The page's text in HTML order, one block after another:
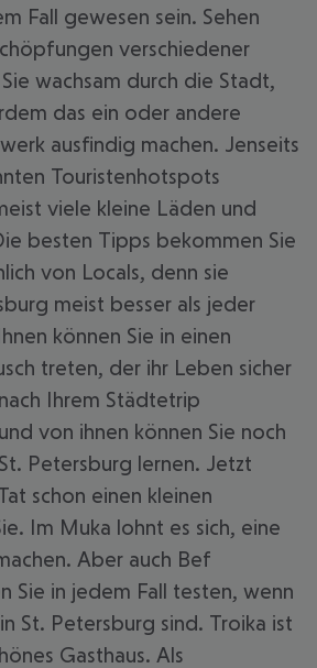
Fall gewesen sein. Sehen
verschiedener
wachsam durch die Stadt,
das ein oder andere
ausfindig machen. Jenseits
Touristenhotspots
viele kleine Läden und
besten Tipps bekommen Sie
von Locals, denn sie
meist besser als jeder
können Sie in einen
treten, der ihr Leben sicher
Ihrem Städtetrip
von ihnen können Sie noch
Petersburg lernen. Jetzt
schon einen kleinen
Im Muka lohnt es sich, eine
Aber auch Bef
Sie in jedem Fall testen, wenn
St. Petersburg sind. Troika ist
Gasthaus. Als